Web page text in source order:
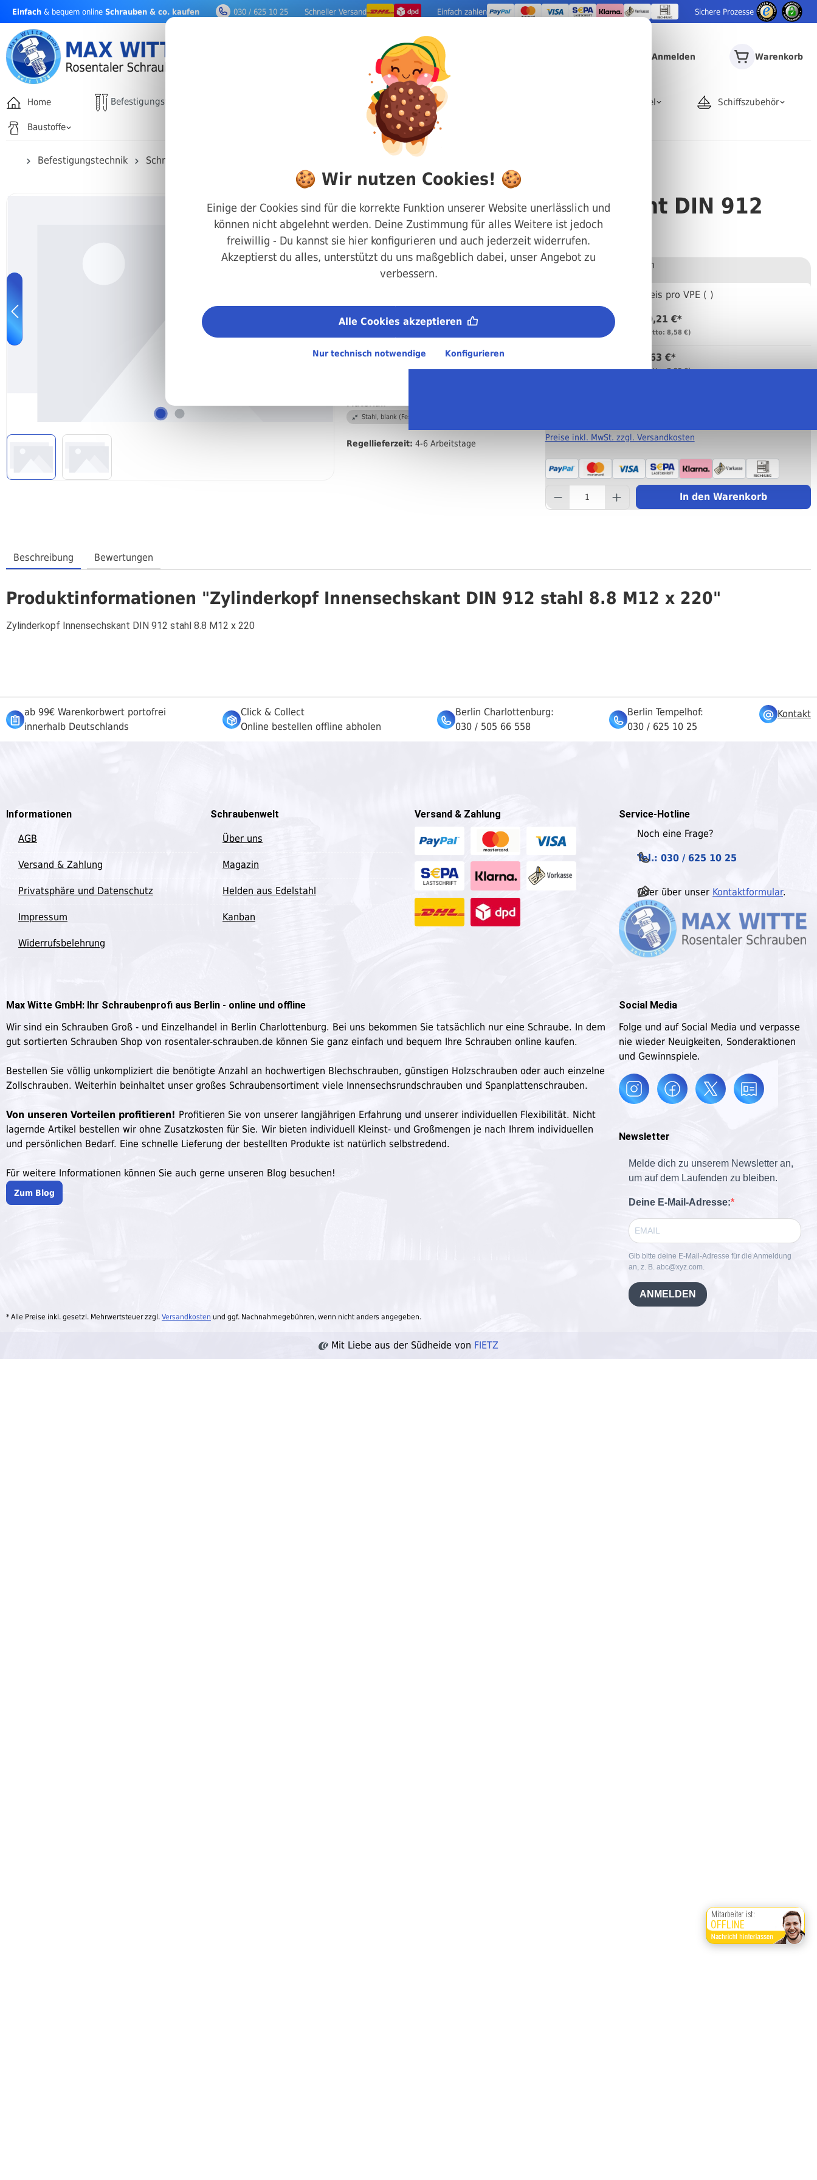
springen
Einfach & bequem online Schrauben & co. kaufen 030 / 625 10 25 Schneller Versand Einfach zahlen Sichere Prozesse
Anmelden Warenkorb
Home Befestigungstechnik Werkzeuge Rohrartikel Schiffszubehör
Baustoffe
Befestigungstechnik Schrauben
Zylinderkopf Innensechskant DIN 912
stahl 8.8 M12 x 220
Art.-Nr.
8800912120220
M12
220 mm
Material:
Stahl, blank (Festigkeitsklasse 8.8)
Regellieferzeit: 4-6 Arbeitstage
Stückweise bestellen
Preis pro VPE ( )
10,21 €*
(netto: 8,58 €)
8,63 €*
(netto: 7,25 €)
Preise inkl. MwSt. zzgl. Versandkosten
In den Warenkorb
Beschreibung Bewertungen
Produktinformationen "Zylinderkopf Innensechskant DIN 912 stahl 8.8 M12 x 220"
Zylinderkopf Innensechskant DIN 912 stahl 8.8 M12 x 220
ab 99€ Warenkorbwert portofrei
innerhalb Deutschlands
Click & Collect
Online bestellen offline abholen
Berlin Charlottenburg:
030 / 505 66 558
Berlin Tempelhof:
030 / 625 10 25
Kontakt
Informationen
AGB
Versand & Zahlung
Privatsphäre und Datenschutz
Impressum
Widerrufsbelehrung
Schraubenwelt
Über uns
Magazin
Helden aus Edelstahl
Kanban
Versand & Zahlung
Service-Hotline
Noch eine Frage?
Tel.: 030 / 625 10 25
Oder über unser Kontaktformular.
Max Witte GmbH: Ihr Schraubenprofi aus Berlin - online und offline
Wir sind ein Schrauben Groß - und Einzelhandel in Berlin Charlottenburg. Bei uns bekommen Sie tatsächlich nur eine Schraube. In dem
gut sortierten Schrauben Shop von rosentaler-schrauben.de können Sie ganz einfach und bequem Ihre Schrauben online kaufen.
Bestellen Sie völlig unkompliziert die benötigte Anzahl an hochwertigen Blechschrauben, günstigen Holzschrauben oder auch einzelne
Zollschrauben. Weiterhin beinhaltet unser großes Schraubensortiment viele Innensechsrundschrauben und Spanplattenschrauben.
Von unseren Vorteilen profitieren! Profitieren Sie von unserer langjährigen Erfahrung und unserer individuellen Flexibilität. Nicht
lagernde Artikel bestellen wir ohne Zusatzkosten für Sie. Wir bieten individuell Kleinst- und Großmengen je nach Ihrem individuellen
und persönlichen Bedarf. Eine schnelle Lieferung der bestellten Produkte ist natürlich selbstredend.
Für weitere Informationen können Sie auch gerne unseren Blog besuchen!
Zum Blog
Social Media
Folge und auf Social Media und verpasse
nie wieder Neuigkeiten, Sonderaktionen
und Gewinnspiele.
Newsletter
Melde dich zu unserem Newsletter an,
um auf dem Laufenden zu bleiben.
Deine E-Mail-Adresse:
Gib bitte deine E-Mail-Adresse für die Anmeldung
an, z. B. abc@xyz.com.
ANMELDEN
* Alle Preise inkl. gesetzl. Mehrwertsteuer zzgl. Versandkosten und ggf. Nachnahmegebühren, wenn nicht anders angegeben.
Mit Liebe aus der Südheide von FIETZ
🍪 Wir nutzen Cookies! 🍪
Einige der Cookies sind für die korrekte Funktion unserer Website unerlässlich und
können nicht abgelehnt werden. Deine Zustimmung für alles Weitere ist jedoch
freiwillig - Du kannst sie hier konfigurieren und auch jederzeit widerrufen.
Akzeptierst du alles, unterstützt du uns maßgeblich dabei, unser Angebot zu
verbessern.
Alle Cookies akzeptieren
Nur technisch notwendige Konfigurieren